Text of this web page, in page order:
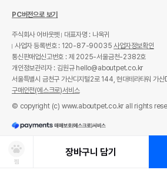
품명 및 모델명
법에 의한 인증,허가 등을
받았음을 확인할수 있는
경우 그에 대한 사항
상품상세설명 참조
제조국 또는 원산지 대한민국
수입자를 함께 표기
이츠독
AS책임자와 전화번호
전화번호
찜
장바구니 담기
PC버전으로 보기
주식회사 어바웃펫
대표자명 : 나옥귀
사업자 등록번호 : 120-87-90035사업자정보확인
통신판매업신고번호 : 제 2025-서울금천-2382호
개인정보관리자 : 김원규 hello@aboutpet.co.kr
서울특별시 금천구 가산디지털2로 144, 현대테라타워 가
구매안전(에스크로)서비스
© copyright (c) www.aboutpet.co.kr all rights